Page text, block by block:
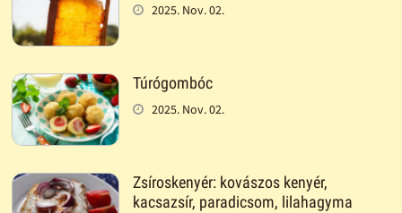
2025. Nov. 02.
Túrógombóc
2025. Nov. 02.
Zsíroskenyér: kovászos kenyér,
kacsazsír, paradicsom, lilahagyma